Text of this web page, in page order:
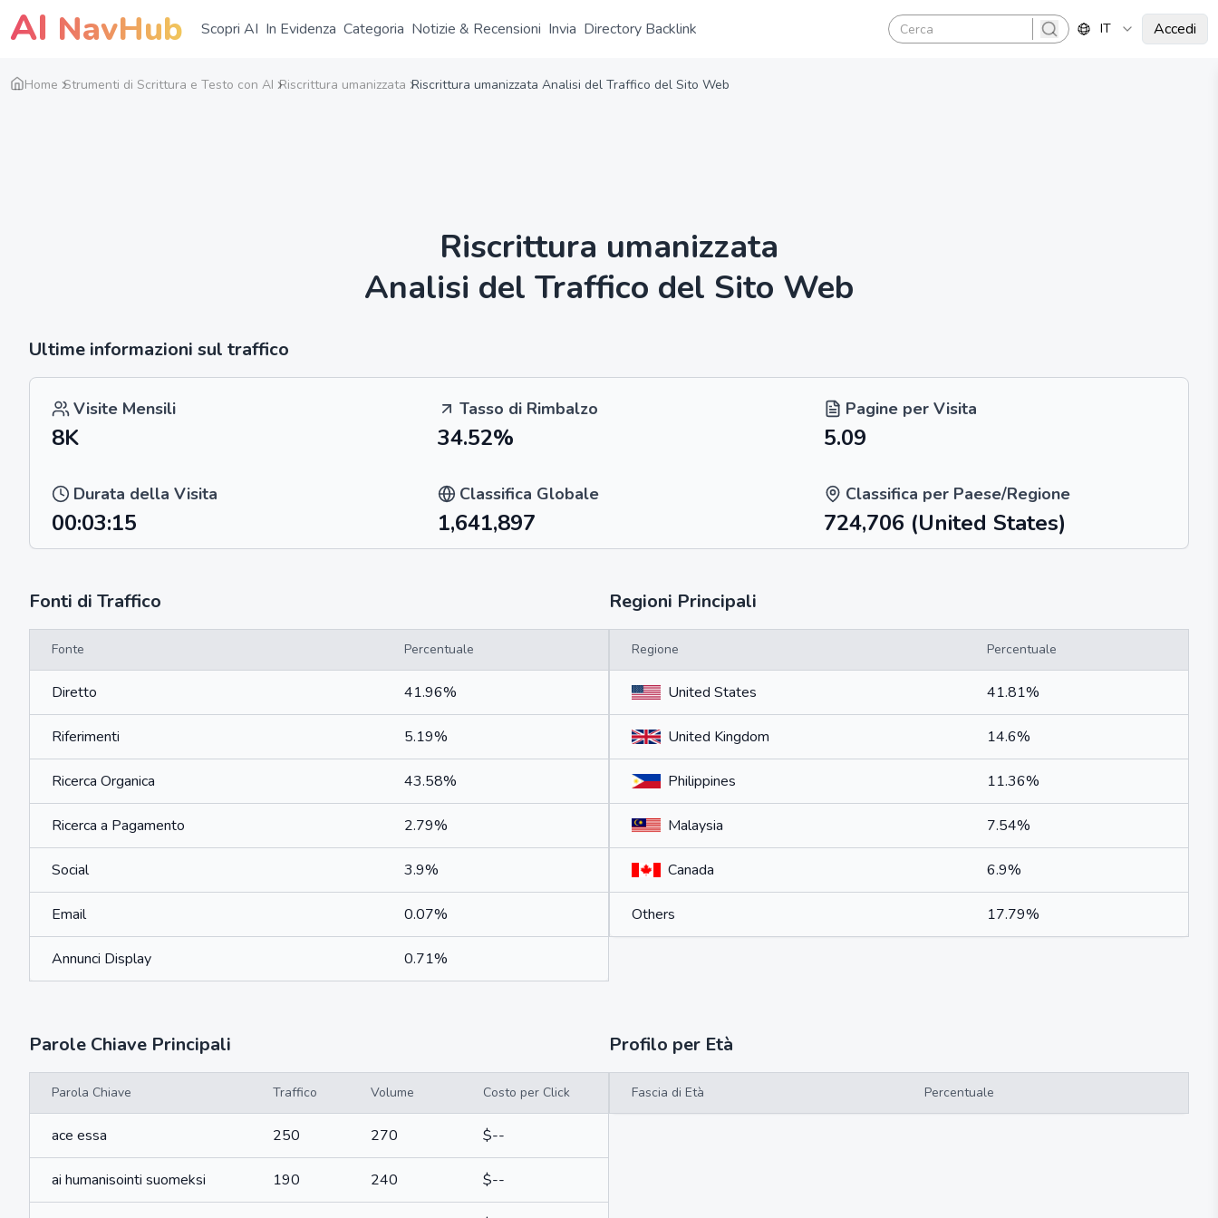
AI NavHub Scopri AI In Evidenza Categoria Notizie & Recensioni Invia Directory Backlink
search
IT Accedi
Home Strumenti di Scrittura e Testo con AI Riscrittura umanizzata Riscrittura umanizzata Analisi del Traffico del Sito Web
Riscrittura umanizzata
Analisi del Traffico del Sito Web
Ultime informazioni sul traffico
Visite Mensili Tasso di Rimbalzo Pagine per Visita
8K 34.52% 5.09
Durata della Visita Classifica Globale Classifica per Paese/Regione
00:03:15 1,641,897 724,706 (United States)
Fonti di Traffico
Fonte Percentuale
Diretto 41.96%
Riferimenti 5.19%
Ricerca Organica 43.58%
Ricerca a Pagamento 2.79%
Social 3.9%
Email 0.07%
Annunci Display 0.71%
Regioni Principali
Regione Percentuale
United States 41.81%
United Kingdom 14.6%
Philippines 11.36%
Malaysia 7.54%
Canada 6.9%
Others 17.79%
Parole Chiave Principali
Parola Chiave Traffico Volume Costo per Click
ace essa 250 270 $--
ai humanisointi suomeksi 190 240 $--
Profilo per Età
Fascia di Età Percentuale